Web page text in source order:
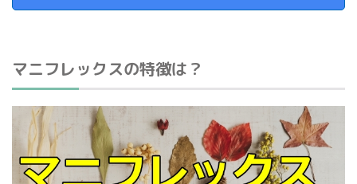
マニフレックスの特徴は？